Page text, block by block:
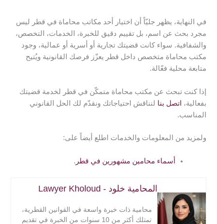
في النهاية، يظهر جليّاً أن اختيار أحد مكاتب محاماة في قطر ليس
مجرد بحث عن اسم، بل تقييم دقيق للخبرة، الخدمات، التخصص،
والشفافية. سواء كانت قضيتك تجارية أو أسرية أو عمالية، وجود
مكتب محاماة متخصص داخل قطر يعزّز فرصك القانونية ويُتيح
متابعة محلية فعّالة.
إذا كنت تبحث عن مكتب محاماة متمكّن في قطر لخدمة قضيتك
بفعالية، اتصل بنا لنناقش احتياجاتك ونقدّم لك الحل القانوني
المناسب.
ولمزيد من المعلومات والخدمات اطلع أيضاً على:
أسماء محامين مشهورين في قطر .
المحامية خلود - Lawyer Kholoud
محامية ذات خبرة واسعة في القوانين القطرية،
تمتلك أكثر من 10 سنوات من الخبرة في تقديم